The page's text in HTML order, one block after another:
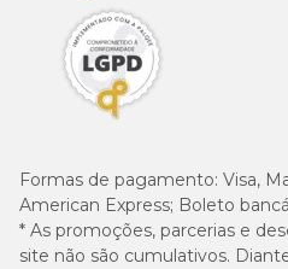
Formas de pagamento: Visa,
American Express; Boleto
* As promoções, parcerias e
site não são cumulativos.